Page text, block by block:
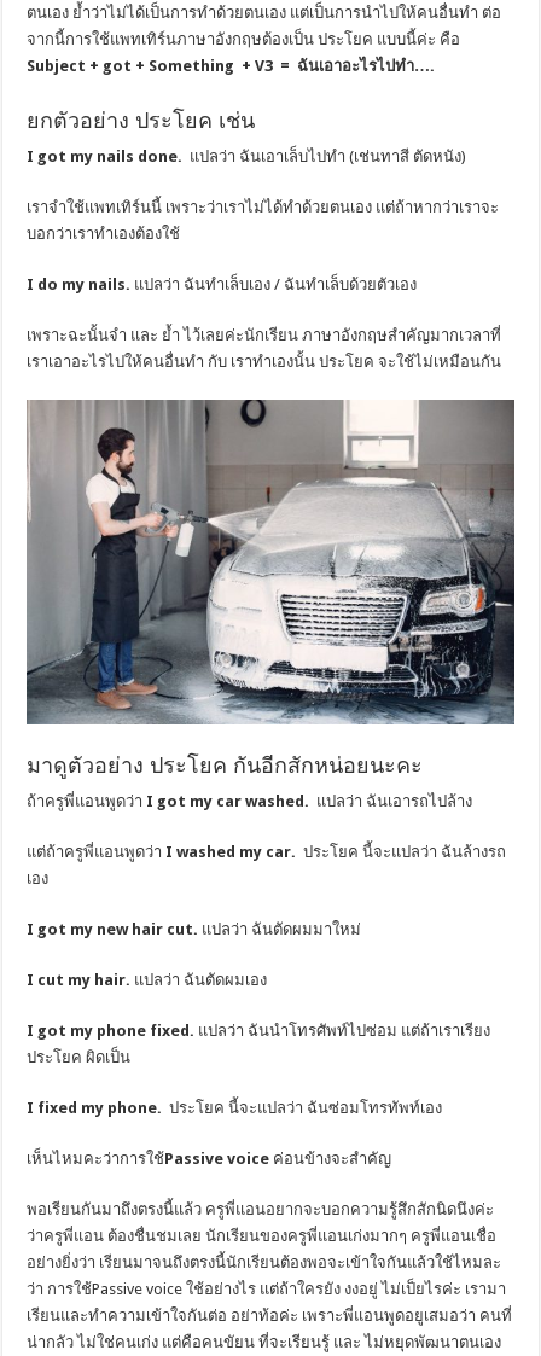
ตนเอง ย้ำว่าไม่ได้เป็นการทำด้วยตนเอง แต่เป็นการนำไปให้คนอื่นทำ ต่อ
จากนี้การใช้แพทเทิร์นภาษาอังกฤษต้องเป็น ประโยค แบบนี้ค่ะ คือ
Subject + got + Something + V3 = ฉันเอาอะไรไปทำ….
ยกตัวอย่าง ประโยค เช่น
I got my nails done. แปลว่า ฉันเอาเล็บไปทำ (เช่นทาสี ตัดหนัง)
เราจำใช้แพทเทิร์นนี้ เพราะว่าเราไม่ได้ทำด้วยตนเอง แต่ถ้าหากว่าเราจะ
บอกว่าเราทำเองต้องใช้
I do my nails. แปลว่า ฉันทำเล็บเอง / ฉันทำเล็บด้วยตัวเอง
เพราะฉะนั้นจำ และ ย้ำ ไว้เลยค่ะนักเรียน ภาษาอังกฤษสำคัญมากเวลาที่
เราเอาอะไรไปให้คนอื่นทำ กับ เราทำเองนั้นประโยค จะใช้ไม่เหมือนกัน
มาดูตัวอย่าง ประโยค กันอีกสักหน่อยนะคะ
ถ้าครูพี่แอนพูดว่า I got my car washed. แปลว่า ฉันเอารถไปล้าง
แต่ถ้าครูพี่แอนพูดว่า I washed my car. ประโยค นี้จะแปลว่า ฉันล้างรถ
เอง
I got my new hair cut. แปลว่า ฉันตัดผมมาใหม่
I cut my hair. แปลว่า ฉันตัดผมเอง
I got my phone fixed. แปลว่า ฉันนำโทรศัพท์ไปซ่อม แต่ถ้าเราเรียง
ประโยค ผิดเป็น
I fixed my phone.ประโยคนี้จะแปลว่า ฉันซ่อมโทรทัพท์เอง
เห็นไหมคะว่าการใช้Passive voice ค่อนข้างจะสำคัญ
พอเรียนกันมาถึงตรงนี้แล้ว ครูพี่แอนอยากจะบอกความรู้สึกสักนิดนึงค่ะ
ว่าครูพี่แอน ต้องชื่นชมเลย นักเรียนของครูพี่แอนเก่งมากๆ ครูพี่แอนเชื่อ
อย่างยิ่งว่า เรียนมาจนถึงตรงนี้นักเรียนต้องพอจะเข้าใจกันแล้วใช้ไหมละ
ว่า การใช้Passive voiceใช้อย่างไร แต่ถ้าใครยัง งงอยู่ ไม่เป็ยไรค่ะ เรามา
เรียนและทำความเข้าใจกันต่อ อย่าท้อค่ะ เพราะพี่แอนพูดอยูเสมอว่า คนที่
น่ากลัว ไม่ใช่คนเก่ง แต่คือคนขัยน ที่จะเรียนรู้ และ ไม่หยุดพัฒนาตนเอง